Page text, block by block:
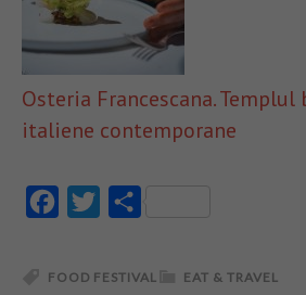
Osteria Francescana. Templul
italiene contemporane
FacebookTwitter
EAT & TRAVEL
FOOD FESTIVAL